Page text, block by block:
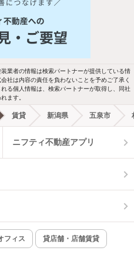
2階以上
独立洗面台
都市ガス
オートロック
インターネット無料
業者の情報は検索パートナーが提供している情
社は内容の責任を負わないことを予めご了承く
る個人情報は、検索パートナーが取得し、同社
ます。
賃貸 新潟県 五泉市
ニフティ不動産アプリ
フィス 貸店舗・店舗賃貸